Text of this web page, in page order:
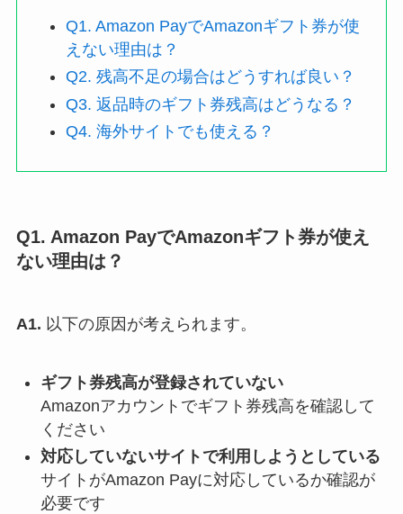
Q1. Amazon PayでAmazonギフト券が使
えない理由は？
Q2. 残高不足の場合はどうすれば良い？
Q3. 返品時のギフト券残高はどうなる？
Q4. 海外サイトでも使える？
Q1. Amazon PayでAmazonギフト券が使え
ない理由は？
A1. 以下の原因が考えられます。
ギフト券残高が登録されていない
Amazonアカウントでギフト券残高を確認して
ください
対応していないサイトで利用しようとしている
サイトがAmazon Payに対応しているか確認が
必要です